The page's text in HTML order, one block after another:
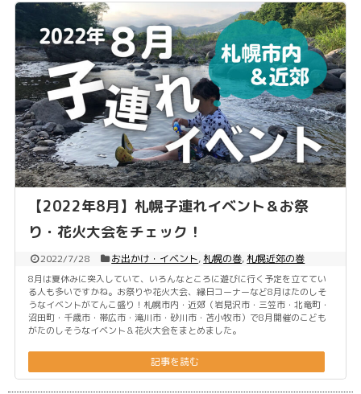
【2022年8月】札幌子連れイベント＆お祭
り・花火大会をチェック！
2022/7/28 お出かけ・イベント,札幌の巻,札幌近郊の巻
8月は夏休みに突入していて、いろんなところに遊びに行く予定を立ててい
る人も多いですかね。お祭りや花火大会、縁日コーナーなど8月はたのしそ
うなイベントがてんこ盛り！札幌市内・近郊（岩見沢市・三笠市・北竜町・
沼田町・千歳市・帯広市・滝川市・砂川市・苫小牧市）で8月開催のこども
がたのしそうなイベント＆花火大会をまとめました。
記事を読む